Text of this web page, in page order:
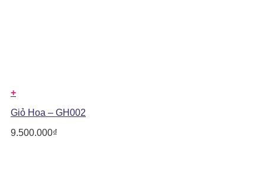
+
Giỏ Hoa – GH002
9.500.000₫